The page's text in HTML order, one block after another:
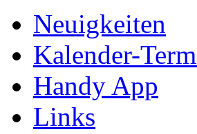
Neuigkeiten
Kalender-
Handy App
Links